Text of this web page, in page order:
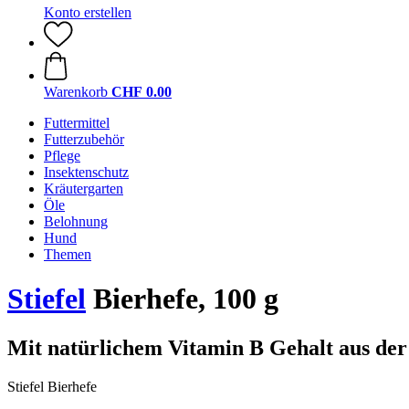
Konto erstellen
Warenkorb CHF 0.00
Futtermittel
Futterzubehör
Pflege
Insektenschutz
Kräutergarten
Öle
Belohnung
Hund
Themen
Stiefel Bierhefe, 100 g
Mit natürlichem Vitamin B Gehalt aus
Stiefel Bierhefe